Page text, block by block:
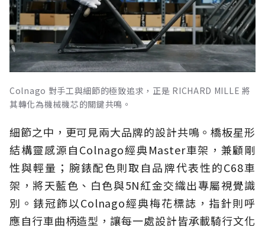
Colnago 對手工與細節的極致追求，正是 RICHARD MILLE 將
其轉化為機械機芯的關鍵共鳴。
細節之中，更可見兩大品牌的設計共鳴。橋板星形
結構靈感源自Colnago經典Master車架，兼顧剛
性與輕量；腕錶配色則取自品牌代表性的C68車
架，將天藍色、白色與5N紅金交織出專屬視覺識
別。錶冠飾以Colnago經典梅花標誌，指針則呼
應自行車曲柄造型，讓每一處設計皆承載騎行文化